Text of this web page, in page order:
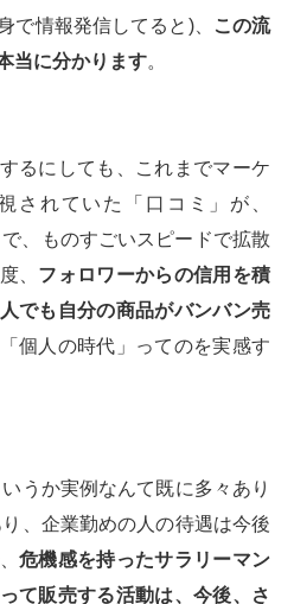
で情報発信してると)、
この流
当に分かります。
るにしても、これまでマーケ
されていた「口コミ」が、
、ものすごいスピードで拡散
、 フォロワーからの信用を積
でも自分の商品がバンバン売
個人の時代」ってのを実感す
うか実例なんて既に多々あり
、企業勤めの人の待遇は今後
危機感を持ったサラリーマン
て販売する活動は、今後、さ